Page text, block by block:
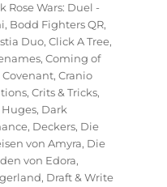
Rose Wars: Duel -
, Bodd Fighters QR,
Duo,Click A Tree,
,Coming of
Covenant,Cranio
,Crits & Tricks,
, Dark
, Deckers, Die
von Amyra, Die
von Edora,
, Draft & Write